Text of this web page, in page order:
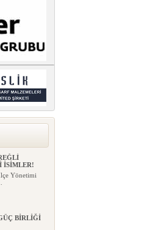
İSİMLER!
Yönetimi
BİRLİĞİ